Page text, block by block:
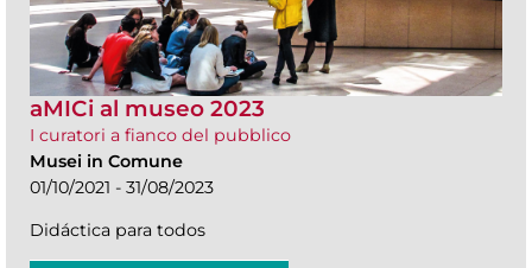
aMICi al museo 2023
I curatori a fianco del pubblico
Musei in Comune
01/10/2021 - 31/08/2023
Didáctica para todos